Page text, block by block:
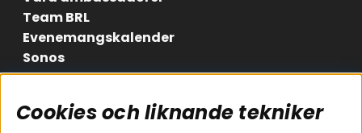
Team BRL
Evenemangskalender
Sonos
Områden Följ oss
Cookies och liknande tekniker